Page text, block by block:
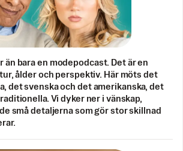
än bara en modepodcast. Det är en
ålder och perspektiv. Här möts det
det svenska och det amerikanska, det
Vi dyker ner i vänskap,
små detaljerna som gör stor skillnad